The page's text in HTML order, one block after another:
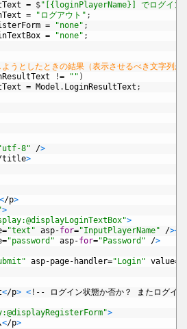
= $"[{loginPlayerName}] でログイン
= "ログアウト" ;
= "none" ;
= "none" ;
うとしたときの結果（表示させるべき文字列が
!= "" )
= Model . LoginResultText ;
8" />
title>
</p>
>
>
="text" asp-for="InputPlayerName" /><
="password" asp-for="Password" />
asp-page- handler="Login" value=
</p> < ! -- ログイン状態か否か？ またログイ
>
</p>